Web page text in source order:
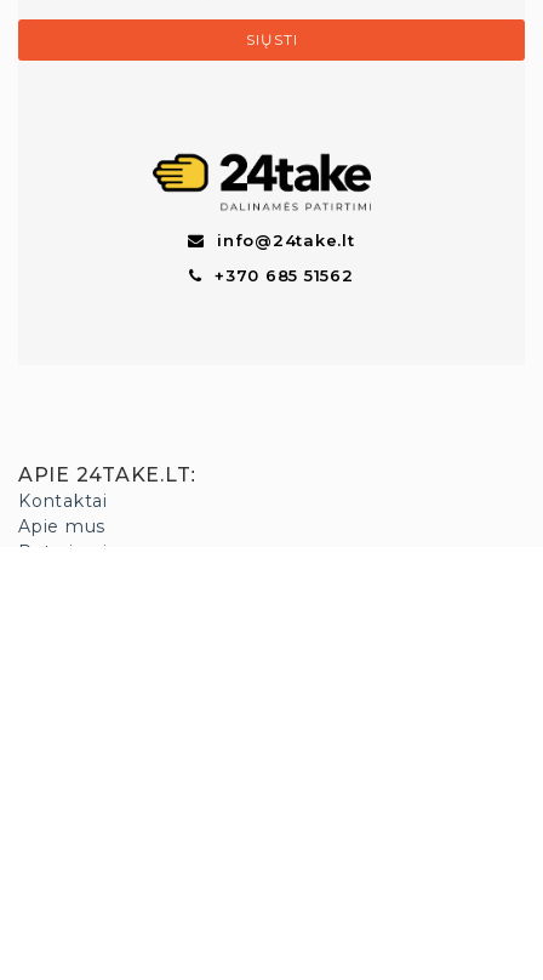
SIŲSTI
info@24take.lt
+370 685 51562
APIE 24TAKE.LT:
Kontaktai
Apie mus
Patarimai